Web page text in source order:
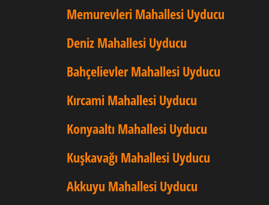
Memurevleri Mahallesi Uyducu
Deniz Mahallesi Uyducu
Bahçelievler Mahallesi Uyducu
Kırcami Mahallesi Uyducu
Konyaaltı Mahallesi Uyducu
Kuşkavağı Mahallesi Uyducu
Akkuyu Mahallesi Uyducu